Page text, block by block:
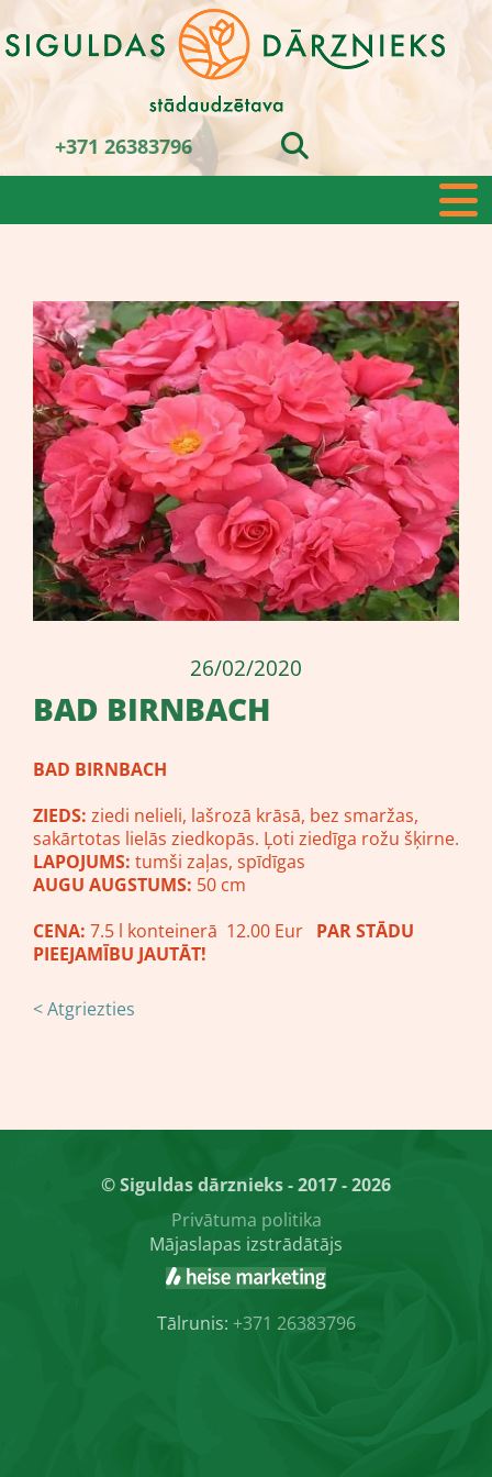
+371 26383796
26/02/2020
BAD BIRNBACH
BAD BIRNBACH
ZIEDS: ziedi nelieli, lašrozā krāsā, bez smaržas,
sakārtotas lielās ziedkopās. Ļoti ziedīga rožu šķirne.
LAPOJUMS: tumši zaļas, spīdīgas
AUGU AUGSTUMS: 50 cm
CENA: 7.5 l konteinerā 12.00 Eur PAR STĀDU
PIEEJAMĪBU JAUTĀT!
< Atgriezties
© Siguldas dārznieks - 2017 - 2026
Privātuma politika
Mājaslapas izstrādātājs
Tālrunis: +371 26383796